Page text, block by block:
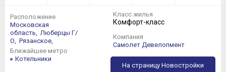
Расположение
Московская
область,
Люберцы Г/
О,
Рязанское,
Ближайшее метро
Котельники
Класс жилья
Комфорт-класс
Компания
Самолет Девелопмент
На страницу Новостройки